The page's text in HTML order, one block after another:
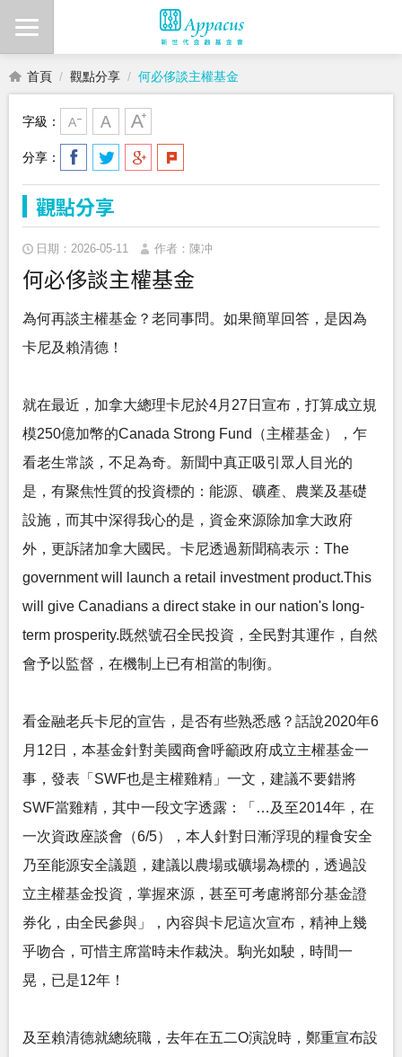
首頁 觀點分享 何必侈談主權基金
字級：
分享：
觀點分享
日期：2026-05-11 作者：陳冲
何必侈談主權基金
為何再談主權基金？老同事問。如果簡單回答，是因為
卡尼及賴清德！
就在最近，加拿大總理卡尼於4月27日宣布，打算成立規
模250億加幣的Canada Strong Fund（主權基金），乍
看老生常談，不足為奇。新聞中真正吸引眾人目光的
是，有聚焦性質的投資標的：能源、礦產、農業及基礎
設施，而其中深得我心的是，資金來源除加拿大政府
外，更訴諸加拿大國民。卡尼透過新聞稿表示：The
government will launch a retail investment product.This
will give Canadians a direct stake in our nation's long-
term prosperity.既然號召全民投資，全民對其運作，自然
會予以監督，在機制上已有相當的制衡。
看金融老兵卡尼的宣告，是否有些熟悉感？話說2020年6
月12日，本基金針對美國商會呼籲政府成立主權基金一
事，發表「SWF也是主權雞精」一文，建議不要錯將
SWF當雞精，其中一段文字透露：「…及至2014年，在
一次資政座談會（6/5），本人針對日漸浮現的糧食安全
乃至能源安全議題，建議以農場或礦場為標的，透過設
立主權基金投資，掌握來源，甚至可考慮將部分基金證
券化，由全民參與」，內容與卡尼這次宣布，精神上幾
乎吻合，可惜主席當時未作裁決。駒光如駛，時間一
晃，已是12年！
及至賴清德就總統職，去年在五二O演說時，鄭重宣布設